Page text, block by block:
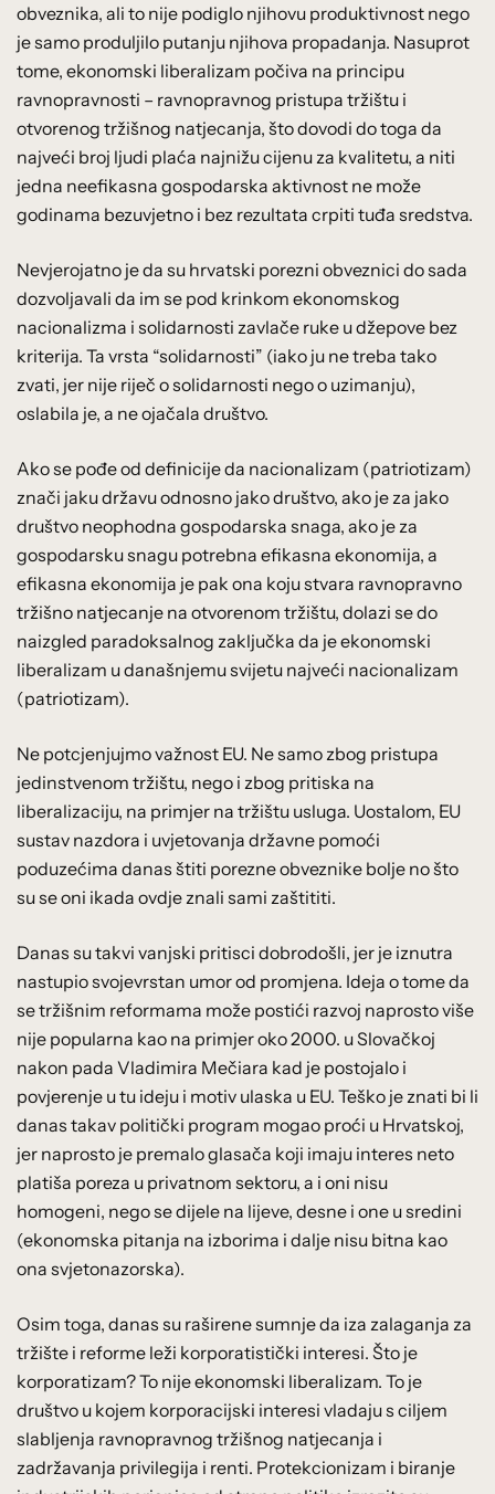
obveznika, ali to nije podiglo njihovu produktivnost nego
je samo produljilo putanju njihova propadanja. Nasuprot
tome, ekonomski liberalizam počiva na principu
ravnopravnosti – ravnopravnog pristupa tržištu i
otvorenog tržišnog natjecanja, što dovodi do toga da
najveći broj ljudi plaća najnižu cijenu za kvalitetu, a niti
jedna neefikasna gospodarska aktivnost ne može
godinama bezuvjetno i bez rezultata crpiti tuđa sredstva.
Nevjerojatno je da su hrvatski porezni obveznici do sada
dozvoljavali da im se pod krinkom ekonomskog
nacionalizma i solidarnosti zavlače ruke u džepove bez
kriterija. Ta vrsta “solidarnosti” (iako ju ne treba tako
zvati, jer nije riječ o solidarnosti nego o uzimanju),
oslabila je, a ne ojačala društvo.
Ako se pođe od definicije da nacionalizam (patriotizam)
znači jaku državu odnosno jako društvo, ako je za jako
društvo neophodna gospodarska snaga, ako je za
gospodarsku snagu potrebna efikasna ekonomija, a
efikasna ekonomija je pak ona koju stvara ravnopravno
tržišno natjecanje na otvorenom tržištu, dolazi se do
naizgled paradoksalnog zaključka da je ekonomski
liberalizam u današnjemu svijetu najveći nacionalizam
(patriotizam).
Ne potcjenjujmo važnost EU. Ne samo zbog pristupa
jedinstvenom tržištu, nego i zbog pritiska na
liberalizaciju, na primjer na tržištu usluga. Uostalom, EU
sustav nazdora i uvjetovanja državne pomoći
poduzećima danas štiti porezne obveznike bolje no što
su se oni ikada ovdje znali sami zaštititi.
Danas su takvi vanjski pritisci dobrodošli, jer je iznutra
nastupio svojevrstan umor od promjena. Ideja o tome da
se tržišnim reformama može postići razvoj naprosto više
nije popularna kao na primjer oko 2000. u Slovačkoj
nakon pada Vladimira Mečiara kad je postojalo i
povjerenje u tu ideju i motiv ulaska u EU. Teško je znati bi li
danas takav politički program mogao proći u Hrvatskoj,
jer naprosto je premalo glasača koji imaju interes neto
platiša poreza u privatnom sektoru, a i oni nisu
homogeni, nego se dijele na lijeve, desne i one u sredini
(ekonomska pitanja na izborima i dalje nisu bitna kao
ona svjetonazorska).
Osim toga, danas su raširene sumnje da iza zalaganja za
tržište i reforme leži korporatistički interesi. Što je
korporatizam? To nije ekonomski liberalizam. To je
društvo u kojem korporacijski interesi vladaju s ciljem
slabljenja ravnopravnog tržišnog natjecanja i
zadržavanja privilegija i renti. Protekcionizam i biranje